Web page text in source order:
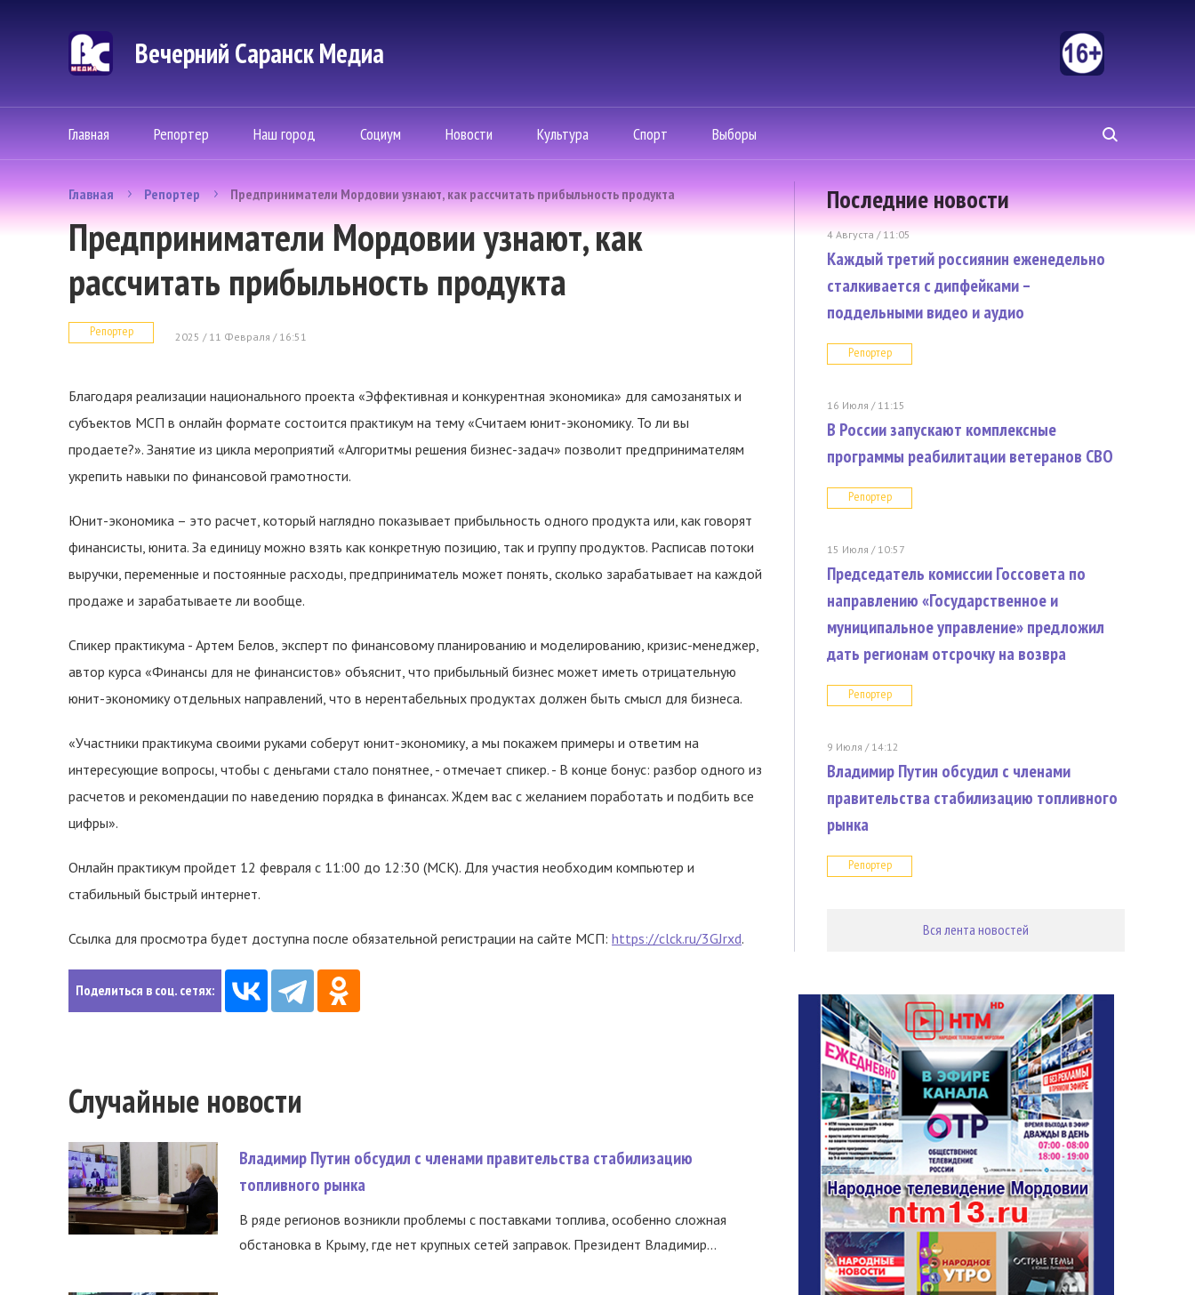
Вечерний Саранск Mедиа
Главная Репортер Наш город Социум Новости Культура Спорт Выборы
Главная Репортер Предприниматели Мордовии узнают, как рассчитать прибыльность продукта
Предприниматели Мордовии узнают, как
рассчитать прибыльность продукта
Репортер 2025 / 11 Февраля / 16:51
Благодаря реализации национального проекта «Эффективная и конкурентная экономика» для самозанятых и
субъектов МСП в онлайн формате состоится практикум на тему «Считаем юнит-экономику. То ли вы
продаете?». Занятие из цикла мероприятий «Алгоритмы решения бизнес-задач» позволит предпринимателям
укрепить навыки по финансовой грамотности.
Юнит-экономика – это расчет, который наглядно показывает прибыльность одного продукта или, как говорят
финансисты, юнита. За единицу можно взять как конкретную позицию, так и группу продуктов. Расписав потоки
выручки, переменные и постоянные расходы, предприниматель может понять, сколько зарабатывает на каждой
продаже и зарабатываете ли вообще.
Спикер практикума - Артем Белов, эксперт по финансовому планированию и моделированию, кризис-менеджер,
автор курса «Финансы для не финансистов» объяснит, что прибыльный бизнес может иметь отрицательную
юнит-экономику отдельных направлений, что в нерентабельных продуктах должен быть смысл для бизнеса.
«Участники практикума своими руками соберут юнит-экономику, а мы покажем примеры и ответим на
интересующие вопросы, чтобы с деньгами стало понятнее, - отмечает спикер. - В конце бонус: разбор одного из
расчетов и рекомендации по наведению порядка в финансах. Ждем вас с желанием поработать и подбить все
цифры».
Онлайн практикум пройдет 12 февраля с 11:00 до 12:30 (МСК). Для участия необходим компьютер и
стабильный быстрый интернет.
Ссылка для просмотра будет доступна после обязательной регистрации на сайте МСП: https://clck.ru/3GJrxd.
Поделиться в соц. сетях:
Случайные новости
Владимир Путин обсудил с членами правительства стабилизацию
топливного рынка
В ряде регионов возникли проблемы с поставками топлива, особенно сложная
обстановка в Крыму, где нет крупных сетей заправок. Президент Владимир...
Последние новости
4 Августа / 11:05
Каждый третий россиянин еженедельно
сталкивается с дипфейками –
поддельными видео и аудио
Репортер
16 Июля / 11:15
В России запускают комплексные
программы реабилитации ветеранов СВО
Репортер
15 Июля / 10:57
Председатель комиссии Госсовета по
направлению «Государственное и
муниципальное управление» предложил
дать регионам отсрочку на возвра
Репортер
9 Июля / 14:12
Владимир Путин обсудил с членами
правительства стабилизацию топливного
рынка
Репортер
Вся лента новостей